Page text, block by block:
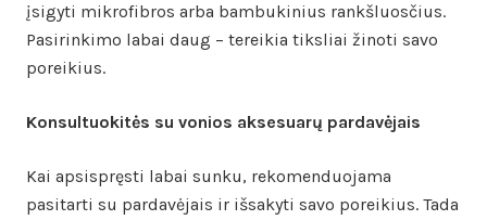
įsigyti mikrofibros arba bambukinius rankšluosčius.
Pasirinkimo labai daug – tereikia tiksliai žinoti savo
poreikius.
Konsultuokitės su vonios aksesuarų pardavėjais
Kai apsispręsti labai sunku, rekomenduojama
pasitarti su pardavėjais ir išsakyti savo poreikius. Tada